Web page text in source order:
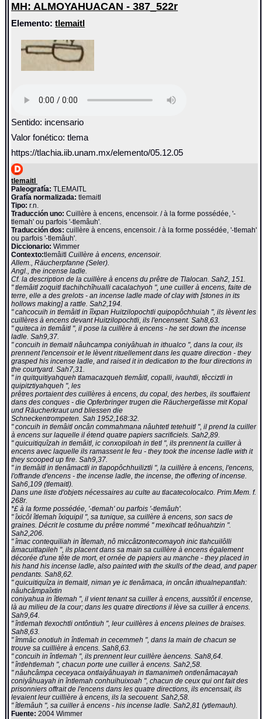
MH: ALMOYAHUACAN - 387_522r
Elemento:tlemaitl
Sentido: incensario
Valor fonético: tlema
https://tlachia.iib.unam.mx/elemento/05.12.05
tlemaitl
Paleografía: TLEMAITL
Grafía normalizada: tlemaitl
Tipo: r.n.
Traducción uno: Cuillère à encens, encensoir. / à la forme possédée, '-
tlemah' ou parfois '-tlemâuh'.
Traducción dos: cuillère à encens, encensoir. / à la forme possédée, '-tlemah'
ou parfois '-tlemâuh'.
Diccionario:Wimmer
Contexto:tlemâitlCuillère à encens, encensoir.
Allem., Räucherpfanne (Seler).
Angl., the incense ladle.
Cf. la description de la cuillère à encens du prêtre de Tlalocan. Sah2, 151.
" tlemâitl zoquitl tlachihchîhualli cacalachyoh ", une cuiller à encens, faite de
terre, elle a des grelots - an incense ladle made of clay with [stones in its
hollows making] a rattle. Sah2,194.
" cahcocuih in tlemâitl in îîxpan Huitzilopochtli quipopôchhuiah ", ils lèvent les
cuillères à encens devant Huitzilopochtli, ils l'encensent. Sah8,63.
" quiteca in tlemâitl ", il pose la cuillère à encens - he set down the incense
ladle. Sah9,37.
" concuih in tlemaitl nâuhcampa coniyâhuah in ithualco ", dans la cour, ils
prennent l'encensoir et le lèvent rituellement dans les quatre direction - they
grasped his incense ladle, and raised it in dedication to the four directions in
the courtyard. Sah7,31.
" in quitquitiyahqueh tlamacazqueh tlemâitl, copalli, ivauhtli, têcciztli in
quipitztiyahqueh ", les
prêtres portaient des cuillères à encens, du copal, des herbes, ils souffaient
dans des conques - die Opferbringer trugen die Räuchergefässe mit Kopal
und Räucherkraut und bliessen die
Schneckentrompeten. Sah 1952,168:32.
" concuih in tlemâitl oncân commahmana nâuhtetl tetehuitl ", il prend la cuiller
à encens sur laquelle il étend quatre papiers sacrificiels. Sah2,89.
" quicuitiquîzah in tlemâitl, ic conxopiloah in tletl ", ils prennent la cuiller à
encens avec laquelle ils ramassent le feu - they took the incense ladle with it
they scooped up fire. Sah9,37.
" in tlemâitl in tlenâmactli in tlapopôchhuiliztli ", la cuillère à encens, l'encens,
l'offrande d'encens - the incense ladle, the incense, the offering of incense.
Sah6,109 (tlemaitl).
Dans une liste d'objets nécessaires au culte au tlacatecolocalco. Prim.Mem. f.
268r.
*£ à la forme possédée, '-tlemah' ou parfois '-tlemâuh'.
" îxicôl îtlemah îxiquipil ", sa tunique, sa cuillère à encens, son sacs de
graines. Décrit le costume du prêtre nommé " mexihcatl teôhuahtzin ".
Sah2,206.
" îmac contequiliah in îtlemah, nô miccâtzontecomayoh inic tlahcuilôlli
âmacuitlapileh ", ils placent dans sa main sa cuillère à encens également
décorée d'une tête de mort, et ornée de papiers au manche - they placed in
his hand his incense ladle, also painted with the skulls of the dead, and paper
pendants. Sah8,62.
" quicuitiquîza in tlemaitl, niman ye ic tlenâmaca, in oncân ithualnepantlah:
nâuhcâmpaîxtin
coniyahua in îtlemah ", il vient tenant sa cuiller à encens, aussitôt il encense,
là au milieu de la cour; dans les quatre directions il lève sa cuiller à encens.
Sah9,64.
" întlemah tlexochtli ontôntiuh ", leur cuillères à encens pleines de braises.
Sah8,63.
" îmmâc onotiuh in întlemah in cecemmeh ", dans la main de chacun se
trouve sa cuillière à encens. Sah8,63.
" concuih in întlemah ", ils prennent leur cuillère àencens. Sah8,64.
" întlehtlemah ", chacun porte une cuiller à encens. Sah2,58.
" nâuhcâmpa ceceyaca ontlaiyâhuayah in tlamanimeh ontlenâmacayah
coniyâhuayah in întlemah conhuihuixoah ", chacun de ceux qui ont fait des
prisonniers offrait de l'encens dans les quatre directions, ils encensait, ils
levaient leur cuillière à encens, ils la secouent. Sah2,58.
" îtlemâuh ", sa cuiller à encens - his incense ladle. Sah2,81 (ytlemauh).
Fuente: 2004 Wimmer